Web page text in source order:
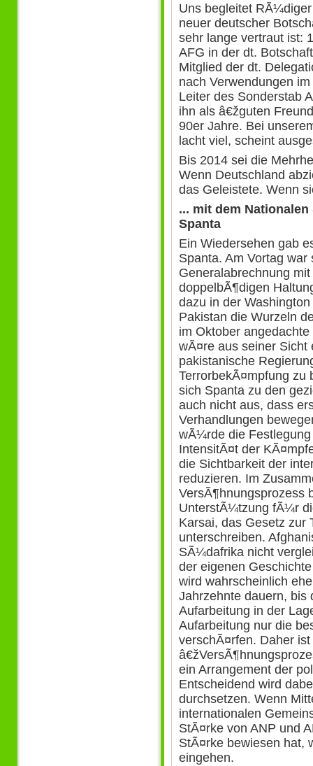
Uns begleitet
neuer deutscher
sehr lange vertraut ist:
AFG in der dt.
Mitglied der dt.
nach Verwendungen
Leiter des Sonderstab
ihn als â€žguten
90er Jahre. Bei
lacht viel, scheint
Bis 2014 sei die
Wenn Deutschland
das Geleistete. Wenn
... mit dem
Spanta
Ein Wiedersehen gab
Spanta. Am Vortag
Generalabrechnung
doppelbÃ¶digen
dazu in der
Pakistan die Wurzeln
im Oktober
wÃ¤re aus seiner Sicht
pakistanische
TerrorbekÃ¤mpfung zu
sich Spanta zu den
auch nicht aus, dass
Verhandlungen
wÃ¼rde die
IntensitÃ¤t der
die Sichtbarkeit der
reduzieren. Im
VersÃ¶hnungsprozess
UnterstÃ¼tzung fÃ¼r
Karsai, das Gesetz zur
unterschreiben.
SÃ¼dafrika nicht
der eigenen
wird wahrscheinlich
Jahrzehnte dauern, bis
Aufarbeitung in der
Aufarbeitung nur die
verschÃ¤rfen. Daher
ein Arrangement der
Entscheidend wird
durchsetzen. Wenn
internationalen
StÃ¤rke von ANP und
StÃ¤rke bewiesen hat,
eingehen.